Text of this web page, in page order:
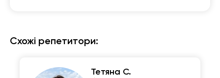
Схожі репетитори:
Тетяна С.